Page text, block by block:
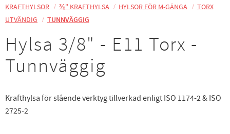
KRAFTHYLSOR ⅜" KRAFTHYLSA HYLSOR FÖR M-GÄNGA
TORX
UTVÄNDIG
TUNNVÄGGIG
Hylsa 3/8" - E11 Torx -
Tunnväggig
Krafthylsa för slående verktyg tillverkad enligt ISO 1174-2 & ISO
2725-2